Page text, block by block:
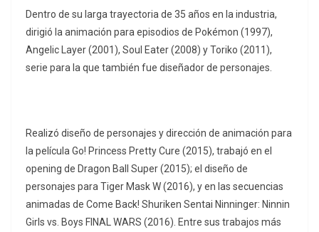
Dentro de su larga trayectoria de 35 años en la industria,
dirigió la animación para episodios de Pokémon (1997),
Angelic Layer (2001), Soul Eater (2008) y Toriko (2011),
serie para la que también fue diseñador de personajes.
Realizó diseño de personajes y dirección de animación para
la película Go! Princess Pretty Cure (2015), trabajó en el
opening de Dragon Ball Super (2015); el diseño de
personajes para Tiger Mask W (2016), y en las secuencias
animadas de Come Back! Shuriken Sentai Ninninger: Ninnin
Girls vs. Boys FINAL WARS (2016). Entre sus trabajos más